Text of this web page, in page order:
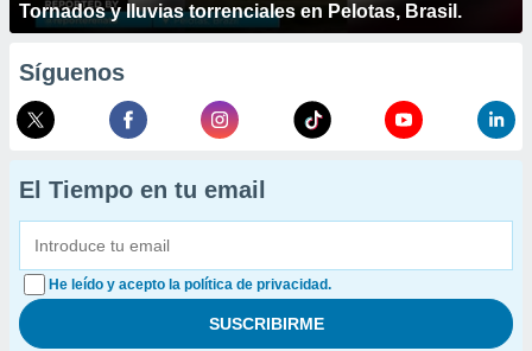
Tornados y lluvias torrenciales en Pelotas, Brasil.
Síguenos
El Tiempo en tu email
He leído y acepto la política de privacidad.